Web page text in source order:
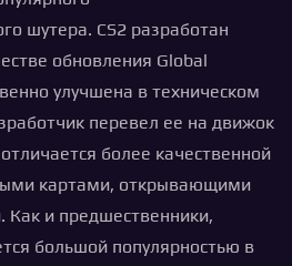
шутера. CS2 разработан
обновления Global
улучшена в техническом
перевел ее на движок
более качественной
картами, открывающими
и предшественники,
большой популярностью в